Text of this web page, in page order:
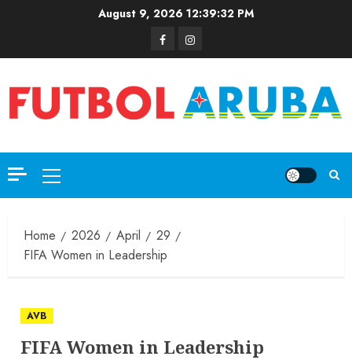
August 9, 2026 12:39:32 PM
Home 2026 April
29
FIFA Women in Leadership
AVB
FIFA Women in Leadership